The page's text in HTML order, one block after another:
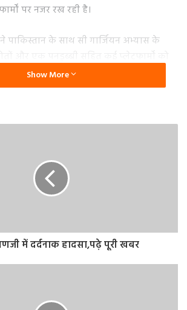
पर नजर रख रही है।
पाकिस्तान के साथ सी गार्जियन अभ्यास के
ने कहा कि भारत की व्यापक समुद्री डोमेन
रूप में, नौसेना राष्ट्रीय सुरक्षा हितों के अनुरूप
के बीच, चीन और पाकिस्तान हिंद
में अपना अब तक का सबसे बड़ा नौसैनिक
के अनुसार, यह अभ्यास उत्तरी अरब सागर
और एक पनडुब्बी सहायता जहाज भेजा है।
Show More
में दर्दनाक हादसा,पढ़े पूरी खबर